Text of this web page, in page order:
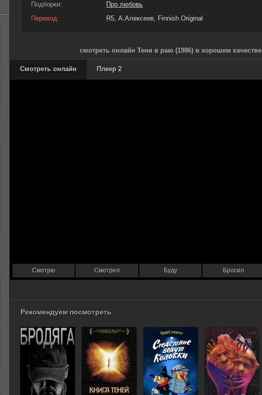
Подборки:
Про любовь
Перевод:
R5, А.Алексеев, Finnish Original
смотреть онлайн Тени в раю (1986) в хорошем качестве
Смотреть онлайн Плеер 2
Смотрю Смотрел Буду Бросил
Рекомендуем посмотреть